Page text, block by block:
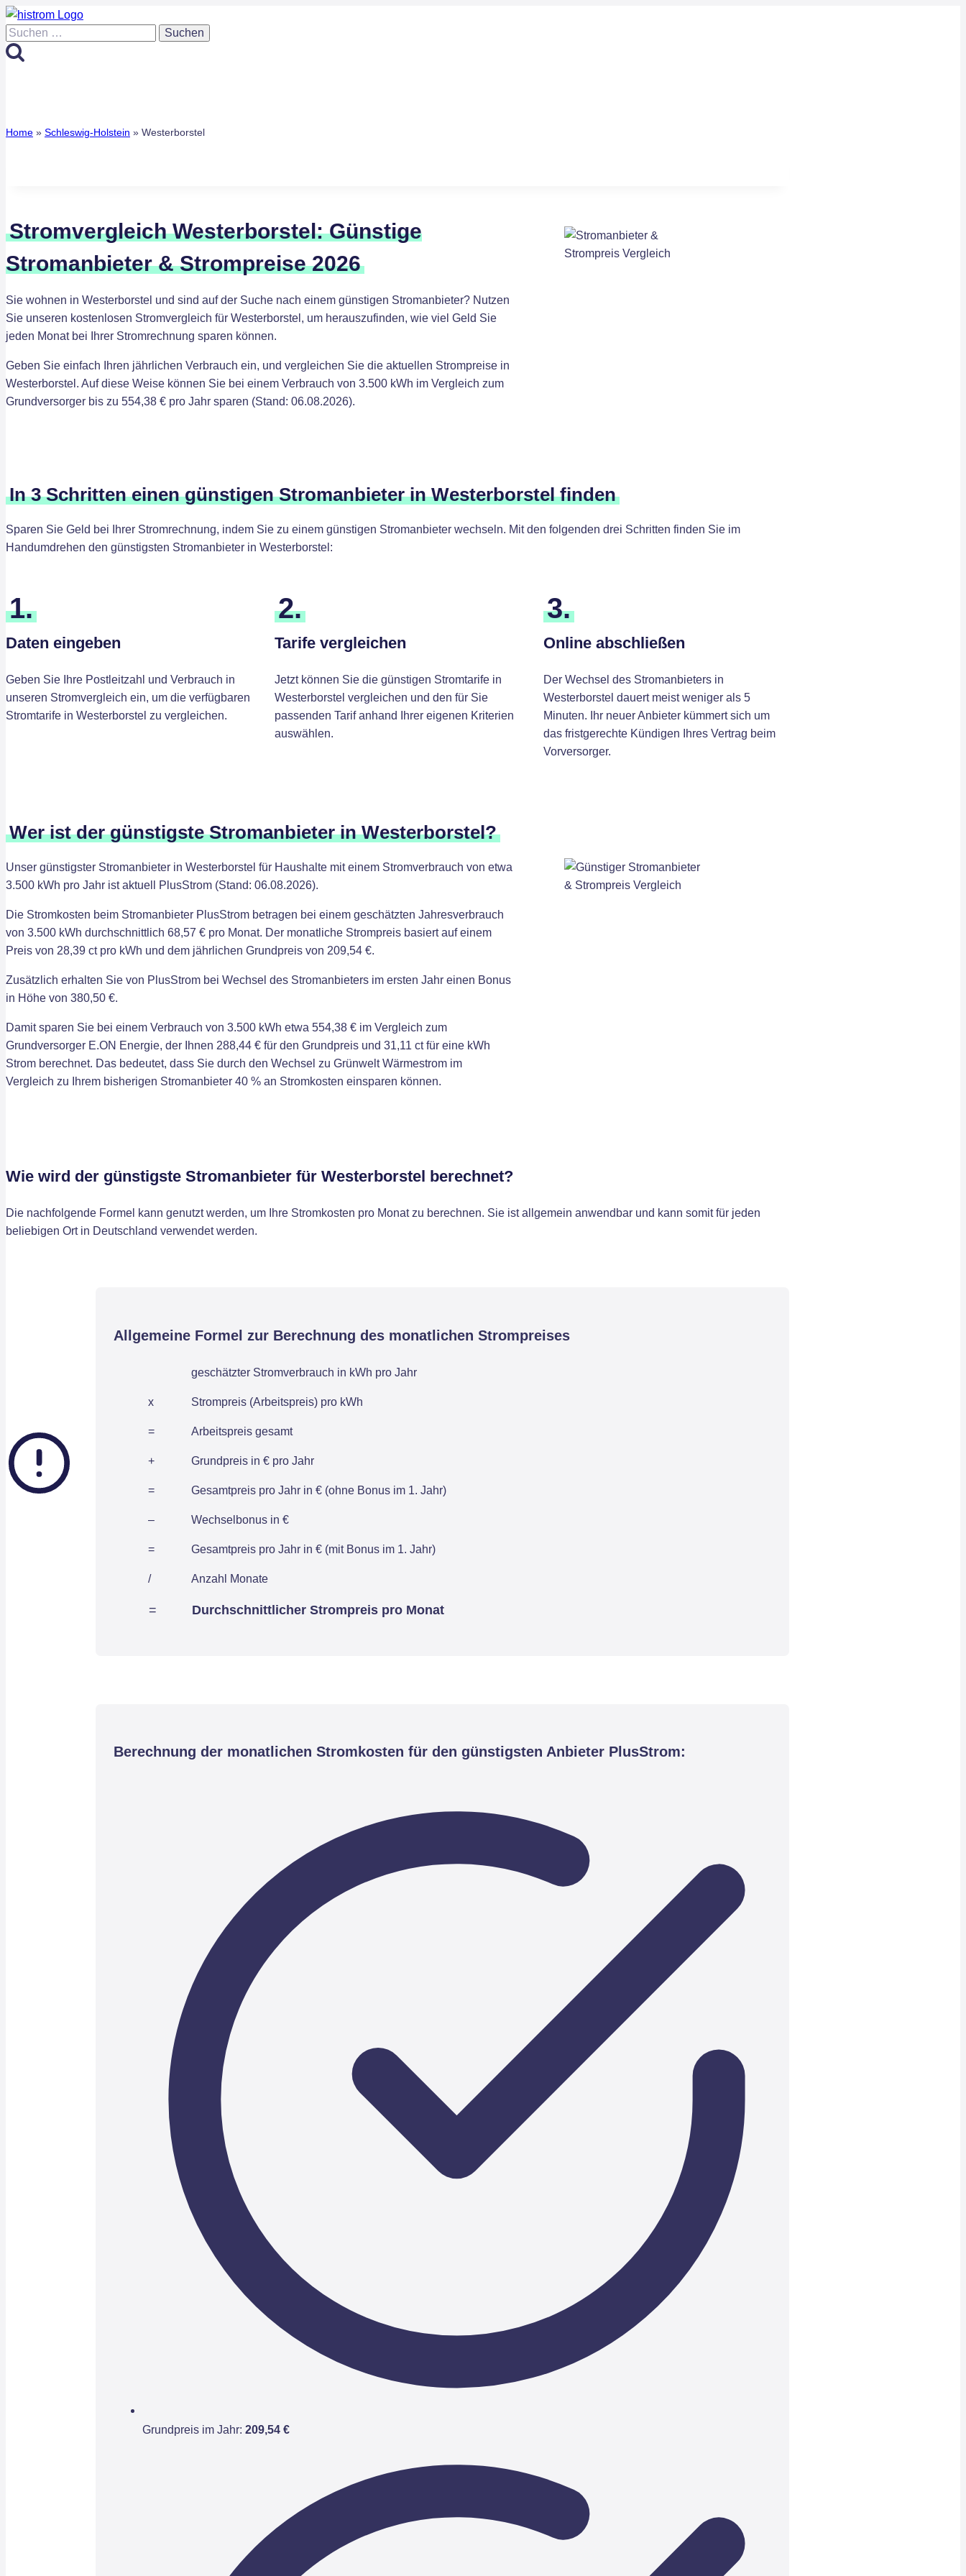
Zum
Inhalt
springen
Suchen
nach:
Home » Schleswig-Holstein » Westerborstel
Stromvergleich Westerborstel: Günstige
Stromanbieter & Strompreise 2026
Sie wohnen in Westerborstel und sind auf der Suche nach einem günstigen Stromanbieter? Nutzen
Sie unseren kostenlosen Stromvergleich für Westerborstel, um herauszufinden, wie viel Geld Sie
jeden Monat bei Ihrer Stromrechnung sparen können.
Geben Sie einfach Ihren jährlichen Verbrauch ein, und vergleichen Sie die aktuellen Strompreise in
Westerborstel. Auf diese Weise können Sie bei einem Verbrauch von 3.500 kWh im Vergleich zum
Grundversorger bis zu 554,38 € pro Jahr sparen (Stand: 06.08.2026).
In 3 Schritten einen günstigen Stromanbieter in Westerborstel finden
Sparen Sie Geld bei Ihrer Stromrechnung, indem Sie zu einem günstigen Stromanbieter wechseln. Mit den folgenden drei Schritten finden Sie im
Handumdrehen den günstigsten Stromanbieter in Westerborstel:
1.
Daten eingeben
Geben Sie Ihre Postleitzahl und Verbrauch in
unseren Stromvergleich ein, um die verfügbaren
Stromtarife in Westerborstel zu vergleichen.
2.
Tarife vergleichen
Jetzt können Sie die günstigen Stromtarife in
Westerborstel vergleichen und den für Sie
passenden Tarif anhand Ihrer eigenen Kriterien
auswählen.
3.
Online abschließen
Der Wechsel des Stromanbieters in
Westerborstel dauert meist weniger als 5
Minuten. Ihr neuer Anbieter kümmert sich um
das fristgerechte Kündigen Ihres Vertrag beim
Vorversorger.
Wer ist der günstigste Stromanbieter in Westerborstel?
Unser günstigster Stromanbieter in Westerborstel für Haushalte mit einem Stromverbrauch von etwa
3.500 kWh pro Jahr ist aktuell PlusStrom (Stand: 06.08.2026).
Die Stromkosten beim Stromanbieter PlusStrom betragen bei einem geschätzten Jahresverbrauch
von 3.500 kWh durchschnittlich 68,57 € pro Monat. Der monatliche Strompreis basiert auf einem
Preis von 28,39 ct pro kWh und dem jährlichen Grundpreis von 209,54 €.
Zusätzlich erhalten Sie von PlusStrom bei Wechsel des Stromanbieters im ersten Jahr einen Bonus
in Höhe von 380,50 €.
Damit sparen Sie bei einem Verbrauch von 3.500 kWh etwa 554,38 € im Vergleich zum
Grundversorger E.ON Energie, der Ihnen 288,44 € für den Grundpreis und 31,11 ct für eine kWh
Strom berechnet. Das bedeutet, dass Sie durch den Wechsel zu Grünwelt Wärmestrom im
Vergleich zu Ihrem bisherigen Stromanbieter 40 % an Stromkosten einsparen können.
Wie wird der günstigste Stromanbieter für Westerborstel berechnet?
Die nachfolgende Formel kann genutzt werden, um Ihre Stromkosten pro Monat zu berechnen. Sie ist allgemein anwendbar und kann somit für jeden
beliebigen Ort in Deutschland verwendet werden.
Allgemeine Formel zur Berechnung des monatlichen Strompreises
geschätzter Stromverbrauch in kWh pro Jahr
x Strompreis (Arbeitspreis) pro kWh
= Arbeitspreis gesamt
+ Grundpreis in € pro Jahr
= Gesamtpreis pro Jahr in € (ohne Bonus im 1. Jahr)
– Wechselbonus in €
= Gesamtpreis pro Jahr in € (mit Bonus im 1. Jahr)
/ Anzahl Monate
= Durchschnittlicher Strompreis pro Monat
Berechnung der monatlichen Stromkosten für den günstigsten Anbieter PlusStrom:
Grundpreis im Jahr: 209,54 €